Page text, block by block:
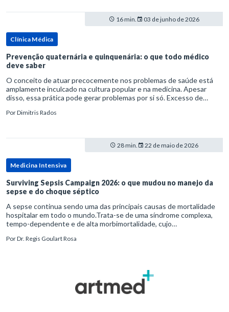
16 min. 03 de junho de 2026
Clínica Médica
Prevenção quaternária e quinquenária: o que todo médico
deve saber
O conceito de atuar precocemente nos problemas de saúde está
amplamente inculcado na cultura popular e na medicina. Apesar
disso, essa prática pode gerar problemas por si só. Excesso de
PorDimitris Rados
28 min. 22 de maio de 2026
Medicina Intensiva
Surviving Sepsis Campaign 2026: o que mudou no manejo da
sepse e do choque séptico
A sepse continua sendo uma das principais causas de mortalidade
hospitalar em todo o mundo.Trata-se de uma síndrome complexa,
tempo-dependente e de alta morbimortalidade, cujo
para o desfe
PorDr. Regis Goulart Rosa